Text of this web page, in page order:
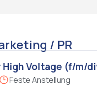
/ PR
Voltage (f/m/
Feste Anstellung